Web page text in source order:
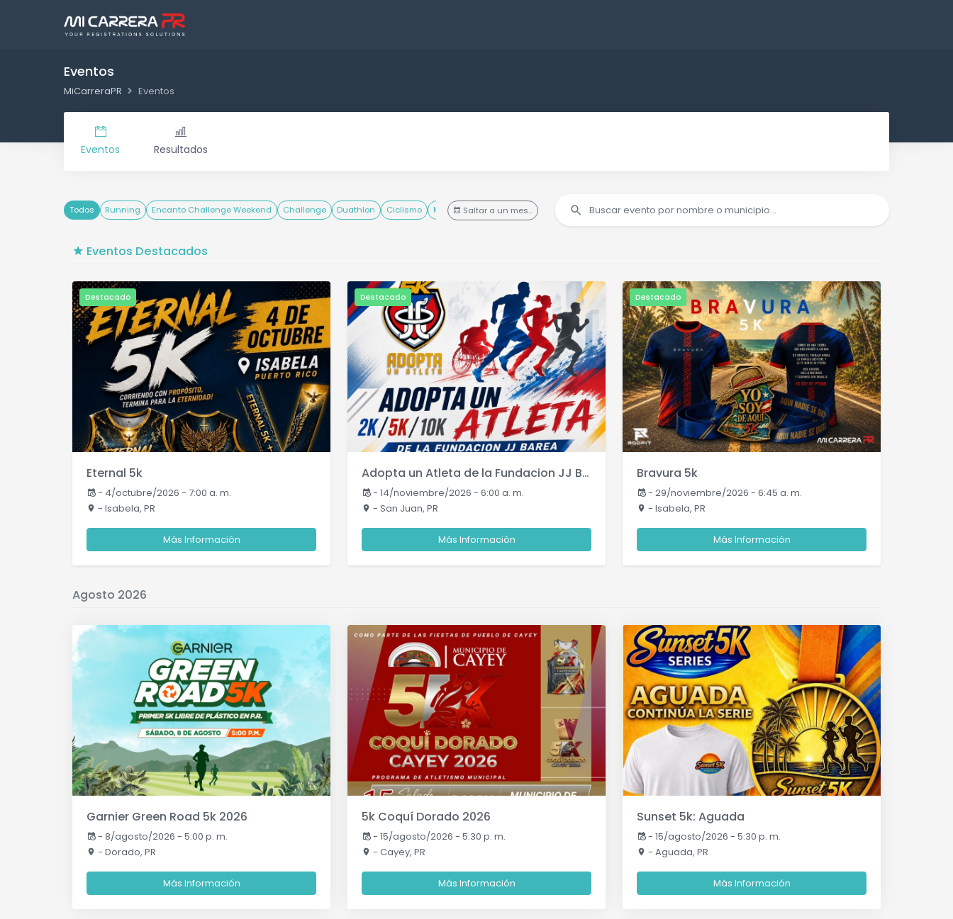
Eventos
MiCarreraPR Eventos
Eventos Resultados
Todos Running Encanto Challenge Weekend Challenge Duathlon Ciclismo Mascotas Conferencias
Saltar a un mes...
Eventos Destacados
Destacado
Eternal 5k
- 4/octubre/2026 - 7:00 a. m.
- Isabela, PR
Más Información
Destacado
Adopta un Atleta de la Fundacion JJ Barea Challenge
- 14/noviembre/2026 - 6:00 a. m.
- San Juan, PR
Más Información
Destacado
Bravura 5k
- 29/noviembre/2026 - 6:45 a. m.
- Isabela, PR
Más Información
Agosto 2026
Garnier Green Road 5k 2026
- 8/agosto/2026 - 5:00 p. m.
- Dorado, PR
Más Información
5k Coquí Dorado 2026
- 15/agosto/2026 - 5:30 p. m.
- Cayey, PR
Más Información
Sunset 5k: Aguada
- 15/agosto/2026 - 5:30 p. m.
- Aguada, PR
Más Información